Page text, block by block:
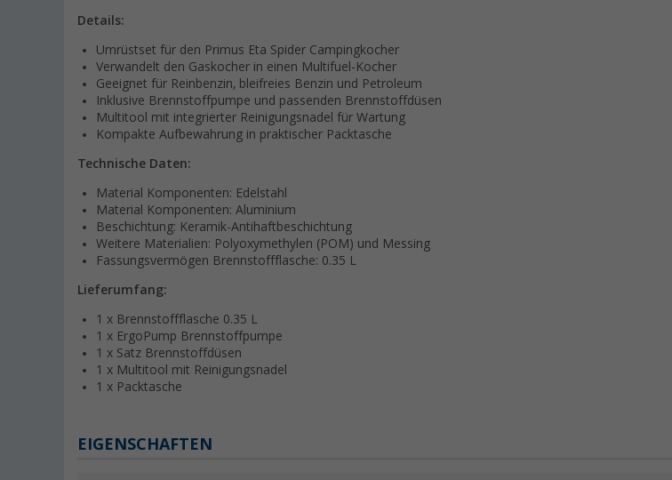
Details:
Umrüstset für den Primus Eta Spider Campingkocher
Verwandelt den Gaskocher in einen Multifuel-Kocher
Geeignet für Reinbenzin, bleifreies Benzin und Petroleum
Inklusive Brennstoffpumpe und passenden Brennstoffdüsen
Multitool mit integrierter Reinigungsnadel für Wartung
Kompakte Aufbewahrung in praktischer Packtasche
Technische Daten:
Material Komponenten: Edelstahl
Material Komponenten: Aluminium
Beschichtung: Keramik-Antihaftbeschichtung
Weitere Materialien: Polyoxymethylen (POM) und Messing
Fassungsvermögen Brennstoffflasche: 0.35 L
Lieferumfang:
1 x Brennstoffflasche 0.35 L
1 x ErgoPump Brennstoffpumpe
1 x Satz Brennstoffdüsen
1 x Multitool mit Reinigungsnadel
1 x Packtasche
EIGENSCHAFTEN